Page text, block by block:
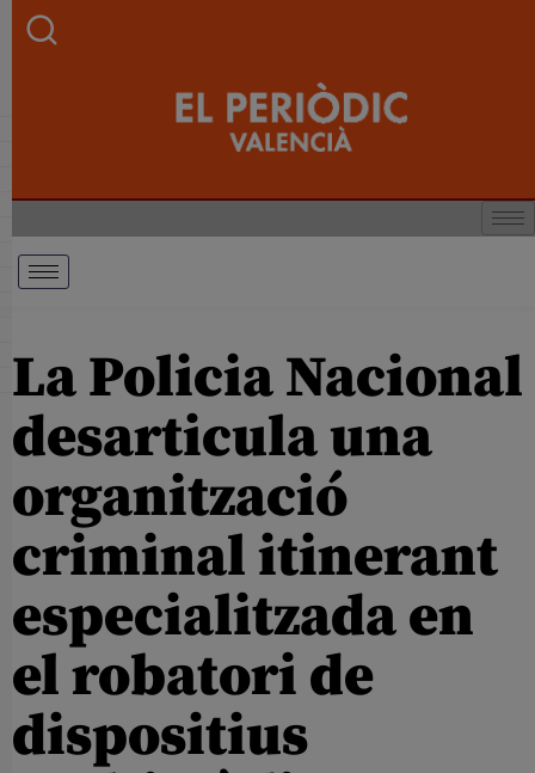
La Policia Nacional
desarticula una
organització
criminal itinerant
especialitzada en
el robatori de
dispositius